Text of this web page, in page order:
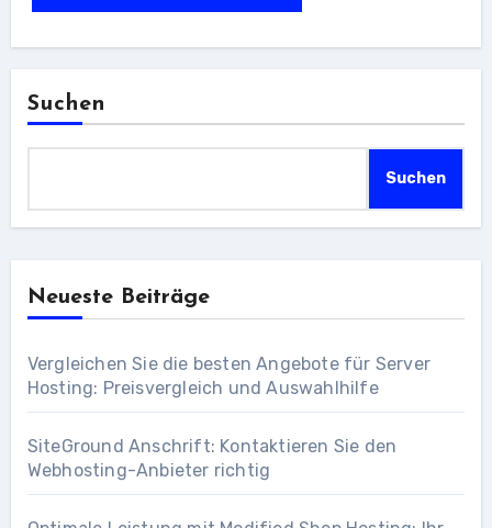
Suchen
Suchen
Neueste Beiträge
Vergleichen Sie die besten Angebote für Server
Hosting: Preisvergleich und Auswahlhilfe
SiteGround Anschrift: Kontaktieren Sie den
Webhosting-Anbieter richtig